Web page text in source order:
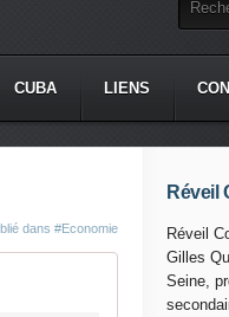
CUBA LIENS
dans #Economie
Réveil
Réveil
Gilles
Seine,